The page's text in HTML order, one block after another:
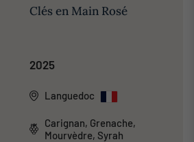
Clés en Main Rosé
2025
Languedoc
Carignan, Grenache,
Mourvèdre, Syrah